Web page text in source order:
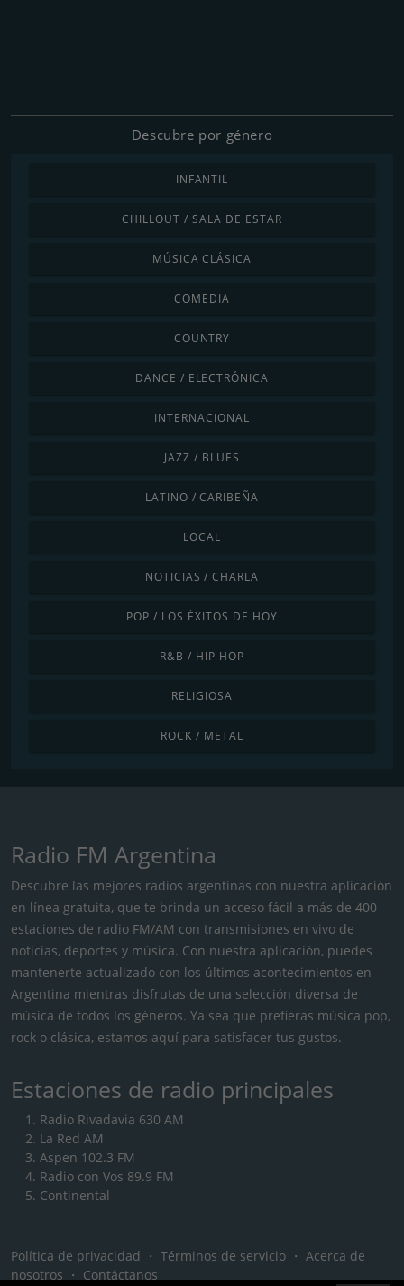
Descubre por género
INFANTIL
CHILLOUT / SALA DE ESTAR
MÚSICA CLÁSICA
COMEDIA
COUNTRY
DANCE / ELECTRÓNICA
INTERNACIONAL
JAZZ / BLUES
LATINO / CARIBEÑA
LOCAL
NOTICIAS / CHARLA
POP / LOS ÉXITOS DE HOY
R&B / HIP HOP
RELIGIOSA
ROCK / METAL
Radio FM Argentina
Descubre las mejores radios argentinas con nuestra aplicación
en línea gratuita, que te brinda un acceso fácil a más de 400
estaciones de radio FM/AM con transmisiones en vivo de
noticias, deportes y música. Con nuestra aplicación, puedes
mantenerte actualizado con los últimos acontecimientos en
Argentina mientras disfrutas de una selección diversa de
música de todos los géneros. Ya sea que prefieras música pop,
rock o clásica, estamos aquí para satisfacer tus gustos.
Estaciones de radio principales
Radio Rivadavia 630 AM
La Red AM
Aspen 102.3 FM
Radio con Vos 89.9 FM
Continental
Política de privacidad ・ Términos de servicio ・ Acerca de
nosotros ・ Contáctanos